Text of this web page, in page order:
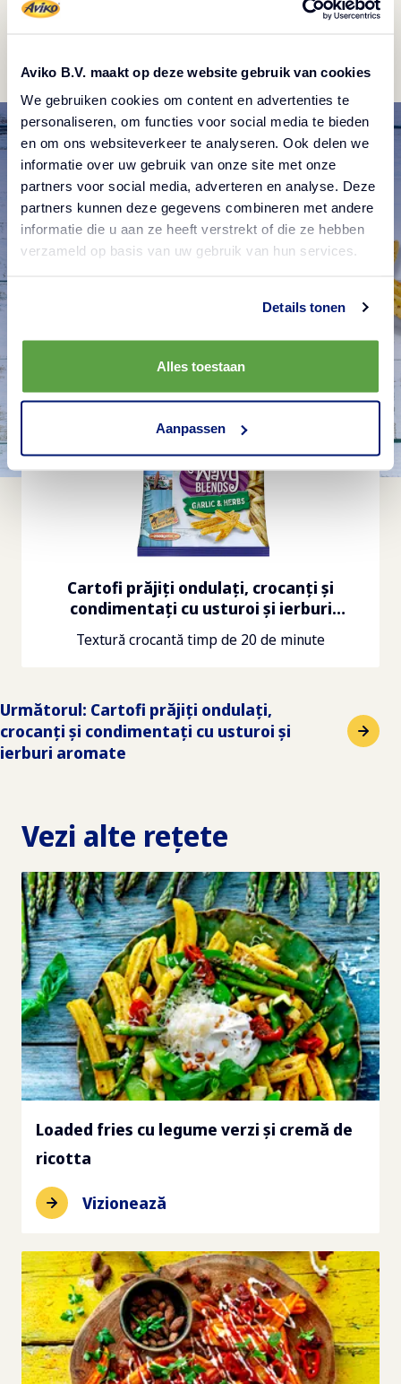
Aviko B.V. maakt op deze website gebruik van cookies
We gebruiken cookies om content en advertenties te
personaliseren, om functies voor social media te bieden
en om ons websiteverkeer te analyseren. Ook delen we
informatie over uw gebruik van onze site met onze
partners voor social media, adverteren en analyse. Deze
partners kunnen deze gegevens combineren met andere
informatie die u aan ze heeft verstrekt of die ze hebben
verzameld op basis van uw gebruik van hun services.
Details tonen
Alles toestaan
Aanpassen
roșiile și fulgii de parmezan.
Următorul: Cartofi prăjiți ondulați,
crocanți și condimentați cu usturoi și
ierburi aromate
Cartofi prăjiți ondulați, crocanți și
condimentați cu usturoi și ierburi
aromate
Textură crocantă timp de 20 de minute
Vezi alte rețete
Loaded fries cu legume verzi și cremă de
ricotta
Vizionează